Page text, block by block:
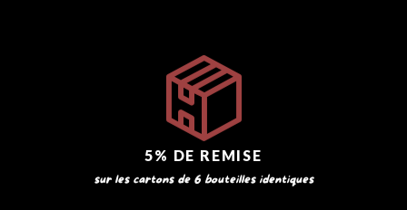
5% DE REMISE
sur les cartons de 6 bouteilles identiques